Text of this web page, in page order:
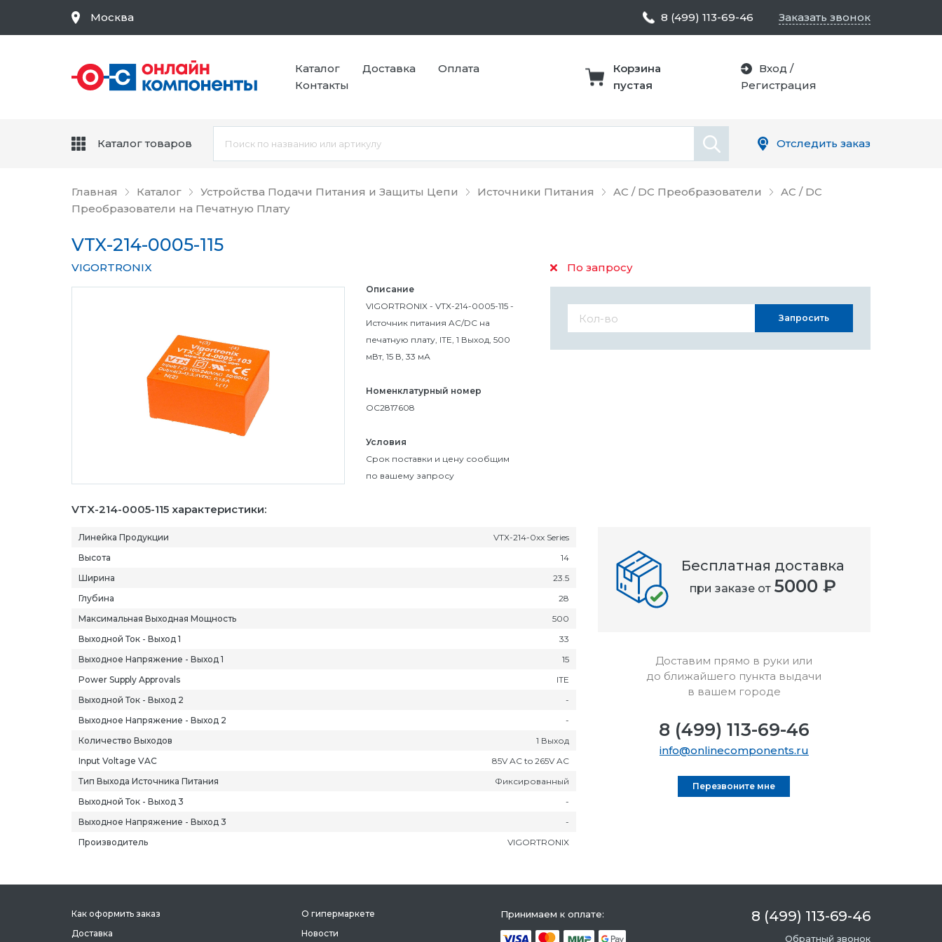
Главная Каталог Устройства Подачи Питания и Защиты Цепи Источники Питания AC / DC Преобразователи
AC / DC
Преобразователи на Печатную Плату
VTX-214-0005-115
VIGORTRONIX По запросу
Описание
VIGORTRONIX - VTX-214-0005-115 -
Источник питания AC/DC на
печатную плату, ITE, 1 Выход, 500
мВт, 15 В, 33 мА
Номенклатурный номер
OC2817608
Условия
Cрок поставки и цену сообщим
по вашему запросу
Запросить
VTX-214-0005-115 характеристики:
Линейка Продукции
VTX-214-0xx Series
Высота
14
Ширина
23.5
Глубина
28
Максимальная Выходная Мощность
500
Выходной Ток - Выход 1
33
Выходное Напряжение - Выход 1
15
Power Supply Approvals
ITE
Выходной Ток - Выход 2
-
Выходное Напряжение - Выход 2
-
Количество Выходов
1 Выход
Input Voltage VAC
85V AC to 265V AC
Тип Выхода Источника Питания
Фиксированный
Выходной Ток - Выход 3
-
Выходное Напряжение - Выход 3
-
Производитель
VIGORTRONIX
Бесплатная доставка
при заказе от 5000 ₽
Доставим прямо в руки или
до ближайшего пункта выдачи
в вашем городе
8 (499) 113-69-46
info@onlinecomponents.ru
Перезвоните мне
Москва 8 (499) 113-69-46 Заказать звонок
Каталог Доставка
Оплата
Контакты
Корзина
пустая
Вход /
Регистрация
Каталог товаров Отследить заказ
Как оформить заказ
Доставка
О гипермаркете
Новости
Принимаем к оплате: 8 (499) 113-69-46
Обратный звонок